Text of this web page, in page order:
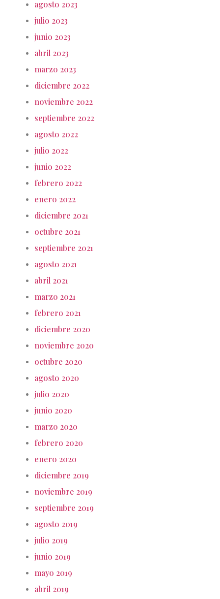
agosto 2023
julio 2023
junio 2023
abril 2023
marzo 2023
diciembre 2022
noviembre 2022
septiembre 2022
agosto 2022
julio 2022
junio 2022
febrero 2022
enero 2022
diciembre 2021
octubre 2021
septiembre 2021
agosto 2021
abril 2021
marzo 2021
febrero 2021
diciembre 2020
noviembre 2020
octubre 2020
agosto 2020
julio 2020
junio 2020
marzo 2020
febrero 2020
enero 2020
diciembre 2019
noviembre 2019
septiembre 2019
agosto 2019
julio 2019
junio 2019
mayo 2019
abril 2019